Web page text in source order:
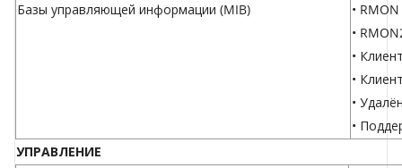
Базы управляющей информации (MIB)
•
•
•
•
•
•
УПРАВЛЕНИЕ